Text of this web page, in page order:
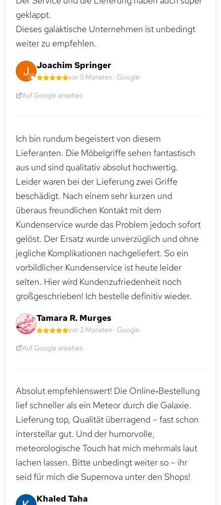
geklappt.
Dieses galaktische Unternehmen ist unbedingt
weiter zu empfehlen.
Joachim Springer
vor 5 Monaten · Google
Auf Google ansehen
Ich bin rundum begeistert von diesem
Lieferanten. Die Möbelgriffe sehen fantastisch
aus und sind qualitativ absolut hochwertig.
Leider waren bei der Lieferung zwei Griffe
beschädigt. Nach einem sehr kurzen und
überaus freundlichen Kontakt mit dem
Kundenservice wurde das Problem jedoch sofort
gelöst. Der Ersatz wurde unverzüglich und ohne
jegliche Komplikationen nachgeliefert. So ein
vorbildlicher Kundenservice ist heute leider
selten. Hier wird Kundenzufriedenheit noch
großgeschrieben! Ich bestelle definitiv wieder.
Tamara R. Murges
vor 2 Monaten · Google
Auf Google ansehen
Absolut empfehlenswert! Die Online‑Bestellung
lief schneller als ein Meteor durch die Galaxie.
Lieferung top, Qualität überragend – fast schon
interstellar gut. Und der humorvolle,
meteorologische Touch hat mich mehrmals laut
lachen lassen. Bitte unbedingt weiter so – ihr
seid für mich die Supernova unter den Shops!
Khaled Taha